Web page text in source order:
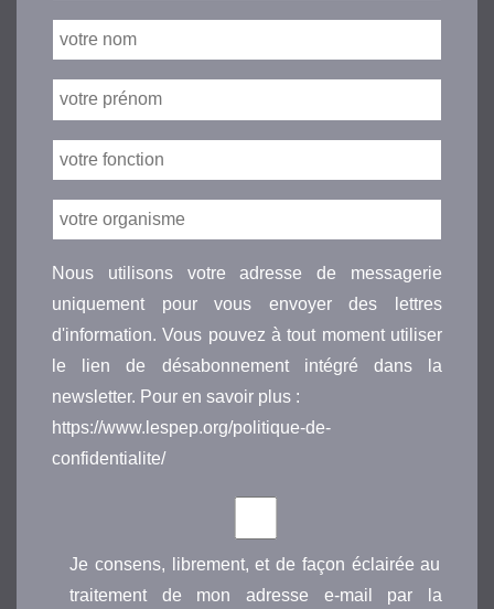
Nous utilisons votre adresse de messagerie
uniquement pour vous envoyer des lettres
d'information. Vous pouvez à tout moment utiliser
le lien de désabonnement intégré dans la
newsletter. Pour en savoir plus :
https://www.lespep.org/politique-de-
confidentialite/
Je consens, librement, et de façon éclairée au
traitement de mon adresse e-mail par la